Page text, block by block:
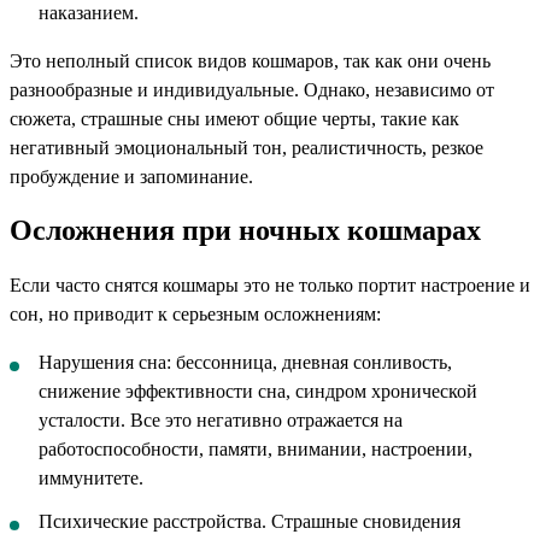
наказанием.
Это неполный список видов кошмаров, так как они очень
разнообразные и индивидуальные. Однако, независимо от
сюжета, страшные сны имеют общие черты, такие как
негативный эмоциональный тон, реалистичность, резкое
пробуждение и запоминание.
Осложнения при ночных кошмарах
Если часто снятся кошмары это не только портит настроение и
сон, но приводит к серьезным осложнениям:
Нарушения сна: бессонница, дневная сонливость,
снижение эффективности сна, синдром хронической
усталости. Все это негативно отражается на
работоспособности, памяти, внимании, настроении,
иммунитете.
Психические расстройства. Страшные сновидения